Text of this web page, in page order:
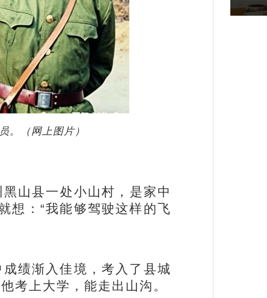
。（网上图片）
山县一处小山村，是家中
想：“我能够驾驶这样的飞
绩渐入佳境，考入了县城
考上大学，能走出山沟。